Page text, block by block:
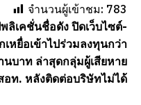
จำนวนผู้เข้าชม: 783
ลิเคชั่นชื่อดัง ปิดเว็บไซต์-
หยื่อเข้าไปร่วมลงทุนกว่า
บาท ล่าสุดกลุ่มผู้เสียหาย
อท. หลังติดต่อบริษัทไม่ได้